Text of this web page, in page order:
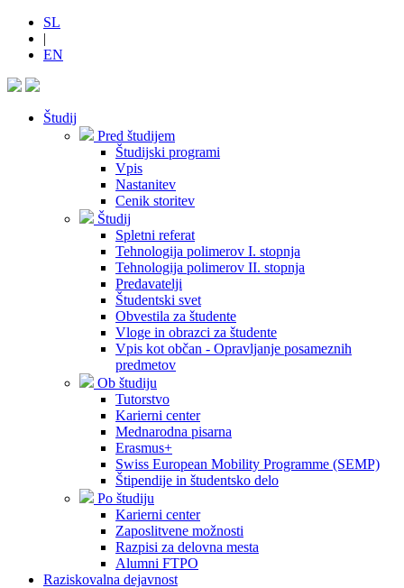
SL
|
EN
Študij
Pred študijem
Študijski programi
Vpis
Nastanitev
Cenik storitev
Študij
Spletni referat
Tehnologija polimerov I. stopnja
Tehnologija polimerov II. stopnja
Predavatelji
Študentski svet
Obvestila za študente
Vloge in obrazci za študente
Vpis kot občan - Opravljanje posameznih
predmetov
Ob študiju
Tutorstvo
Karierni center
Mednarodna pisarna
Erasmus+
Swiss European Mobility Programme (SEMP)
Štipendije in študentsko delo
Po študiju
Karierni center
Zaposlitvene možnosti
Razpisi za delovna mesta
Alumni FTPO
Raziskovalna dejavnost